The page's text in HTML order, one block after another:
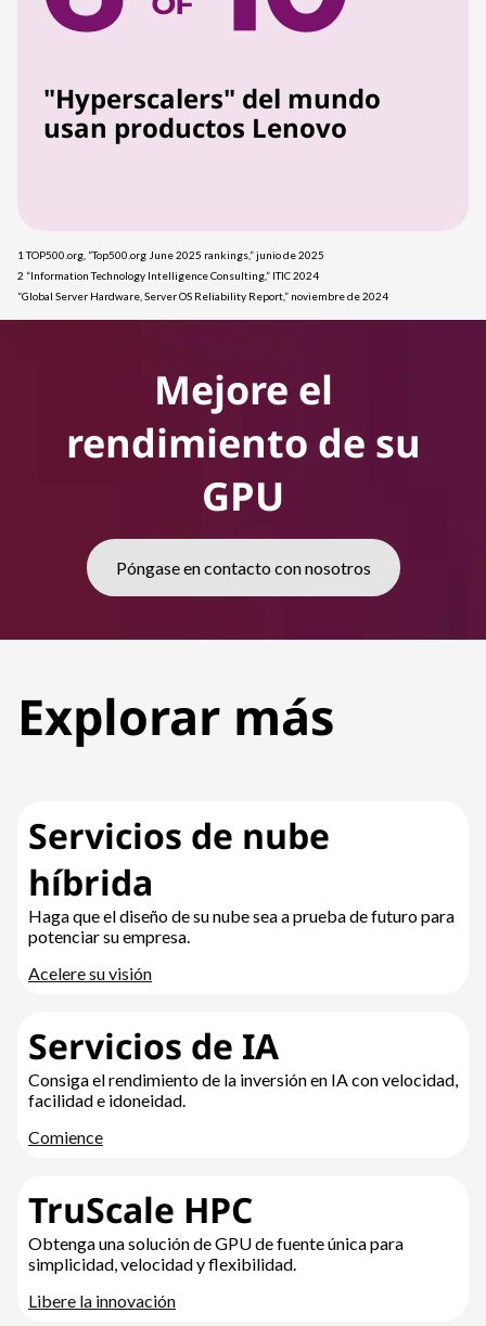
"Hyperscalers" del mundo
usan productos Lenovo
1 TOP500.org, “Top500.org June 2025 rankings,” junio de 2025
2 “Information Technology Intelligence Consulting,” ITIC 2024
“Global Server Hardware, Server OS Reliability Report,” noviembre de 2024
Mejore el
rendimiento de su
GPU
Póngase en contacto con nosotros
Explorar más
Servicios de nube
híbrida
Haga que el diseño de su nube sea a prueba de futuro para
potenciar su empresa.
Acelere su visión
Servicios de IA
Consiga el rendimiento de la inversión en IA con velocidad,
facilidad e idoneidad.
Comience
TruScale HPC
Obtenga una solución de GPU de fuente única para
simplicidad, velocidad y flexibilidad.
Libere la innovación